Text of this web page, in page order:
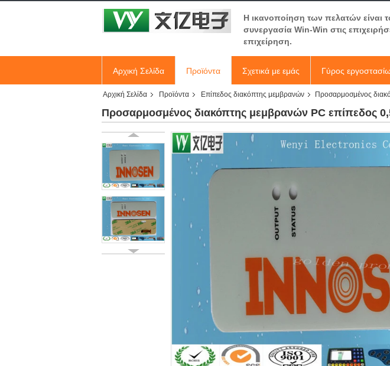
Η ικανοποίηση των πελατών είναι
συνεργασία Win-Win στις
επιχείρηση.
Αρχική Σελίδα Προϊόντα Σχετικά με εμάς Γύρος
Αρχική Σελίδα Προϊόντα Επίπεδος διακόπτης μεμβρανών Προσαρμοσμένος
Προσαρμοσμένος διακόπτης μεμβρανών PC επίπεδος